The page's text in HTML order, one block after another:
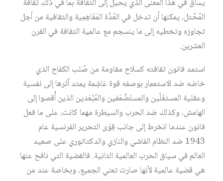
يساق في هذا المعنى الذي يحيل إلى الثقافة بما في ذلك ثقافة
المُحْتل، يمكنها أن تدخل في العُدَّة المَفَاهِمِية والثقافية من أجل
تجاوزه وتخطيه إلى ما ينسجم مع عالمية الثقافة في القرن
العشرين.
استمد فانون ثقافته كسلاح مقاومة من صُلب الكفاح الذي
خاضه ضد الاستعمار بوصفه قوة غاشِمة يمتد أثَرها إلى نفسية
وعقلية المستغَلّين والمستَضْعَفين والمُبْعَدين الذين أُقصوا إلى
الهامش، وكذلك ضد الحرب والسيطرة مهما كانت، على ما فعل
فانون عندما انخرط إلى جانب قِوَى التحرير الفرنسية عام
1943 ضد النظام الفاشي والنازي والدكتاتوري على صعيد
العالم في سياق الحرب العالمية الثانية. فالقضية التي نافح عنها
هي قضية عالمية لأنها صارت تعني الجميع، وبخاصة عند من